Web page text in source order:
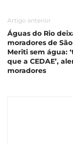
Artigo anterior
Águas do Rio
moradores de
Meriti sem água:
que a CEDAE’,
moradores